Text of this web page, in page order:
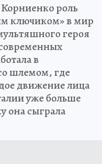
роль
ключиком» в мир
героя
в
шлемом, где
движение лица
уже больше
она сыграла